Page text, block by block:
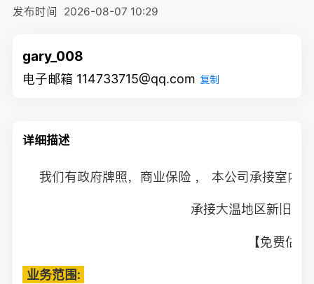
发布时间 2026-08-07 10:29
gary_008
电子邮箱 114733715@qq.com 复制
详细描述
我们有政府牌照，商业保险 ， 本公司承接室内
承接大温地区新旧房
【免费估
业务范围: